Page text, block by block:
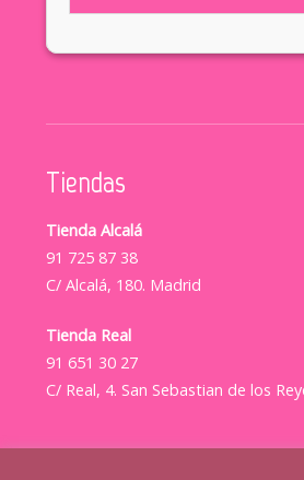
Tiendas
Tienda Alcalá
91 725 87 38
C/ Alcalá, 180. Madrid
Tienda Real
91 651 30 27
C/ Real, 4. San Sebastian de los